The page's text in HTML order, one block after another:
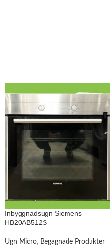
Inbyggnadsugn Siemens
HB20AB512S
Ugn Micro, Begagnade Produkter